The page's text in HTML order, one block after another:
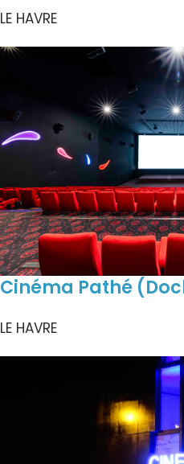
LE HAVRE
Cinéma Pathé
LE HAVRE